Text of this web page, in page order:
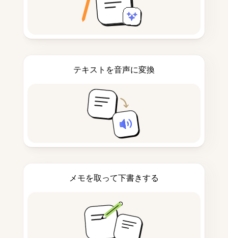
テキストを音声に変換
メモを取って下書きする